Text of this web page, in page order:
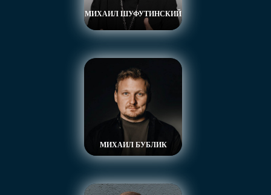
МИХАИЛ БУБЛИК
МИХАИЛ ШУФУТИНСКИЙ